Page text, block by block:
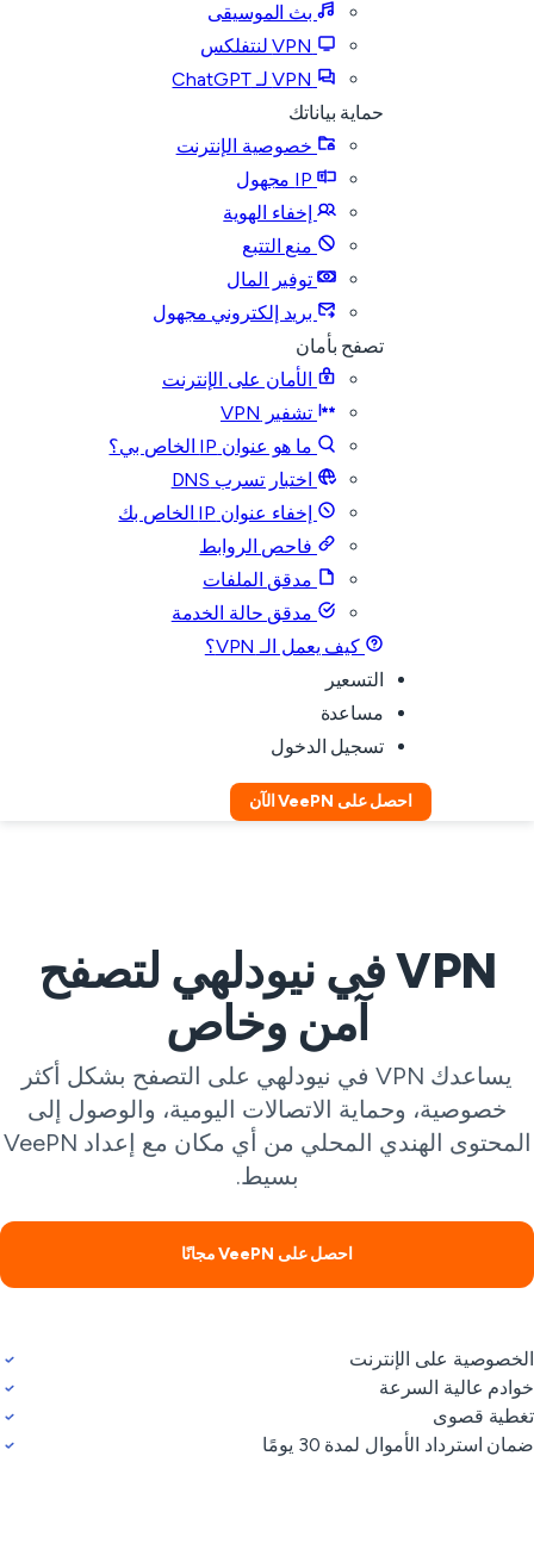
بث الموسيقى
VPN لنتفلكس
VPN لـ ChatGPT
حماية بياناتك
خصوصية الإنترنت
IP مجهول
إخفاء الهوية
منع التتبع
توفير المال
بريد إلكتروني مجهول
تصفح بأمان
الأمان على الإنترنت
تشفير VPN
ما هو عنوان IP الخاص بي؟
اختبار تسرب DNS
إخفاء عنوان IP الخاص بك
فاحص الروابط
مدقق الملفات
مدقق حالة الخدمة
كيف يعمل الـ VPN؟
التسعير
مساعدة
تسجيل الدخول
احصل على VeePN الآن
VPN في نيودلهي لتصفح
آمن وخاص
يساعدك VPN في نيودلهي على التصفح بشكل أكثر
خصوصية، وحماية الاتصالات اليومية، والوصول إلى
المحتوى الهندي المحلي من أي مكان مع إعداد VeePN
بسيط.
احصل على VeePN مجانًا
على الإنترنت
عالية السرعة
قصوى
استرداد الأموال لمدة 30 يومًا